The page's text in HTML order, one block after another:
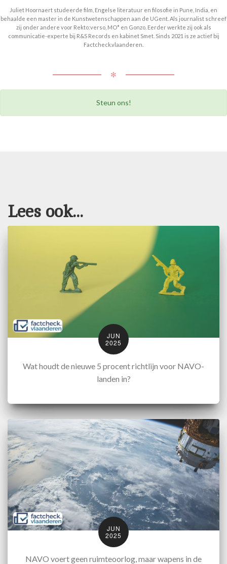
Juliet Hoornaert studeerde film, Engelse literatuur en filosofie in Pune, India, en
behaalde een master in de Kunstwetenschappen aan de UGent. Als journalist schreef
zij onder andere voor Rekto:verso, MO* en Gonzo. Eerder werkte zij ook als
communicatie-experte bij R&S Records en kabinet Smet. Sinds 2021 is ze actief bij
Factcheck.vlaanderen.
✻
Steun ons!
Lees ook...
JUN
2025
Wat houdt de nieuwe 5 procent richtlijn voor NAVO-
landen in?
JUN
2025
NAVO voert geen ruimteoorlog, maar wapens in de